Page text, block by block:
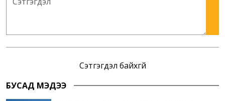
Сэтгэгдэл байхгүй
БУСАД МЭДЭЭ